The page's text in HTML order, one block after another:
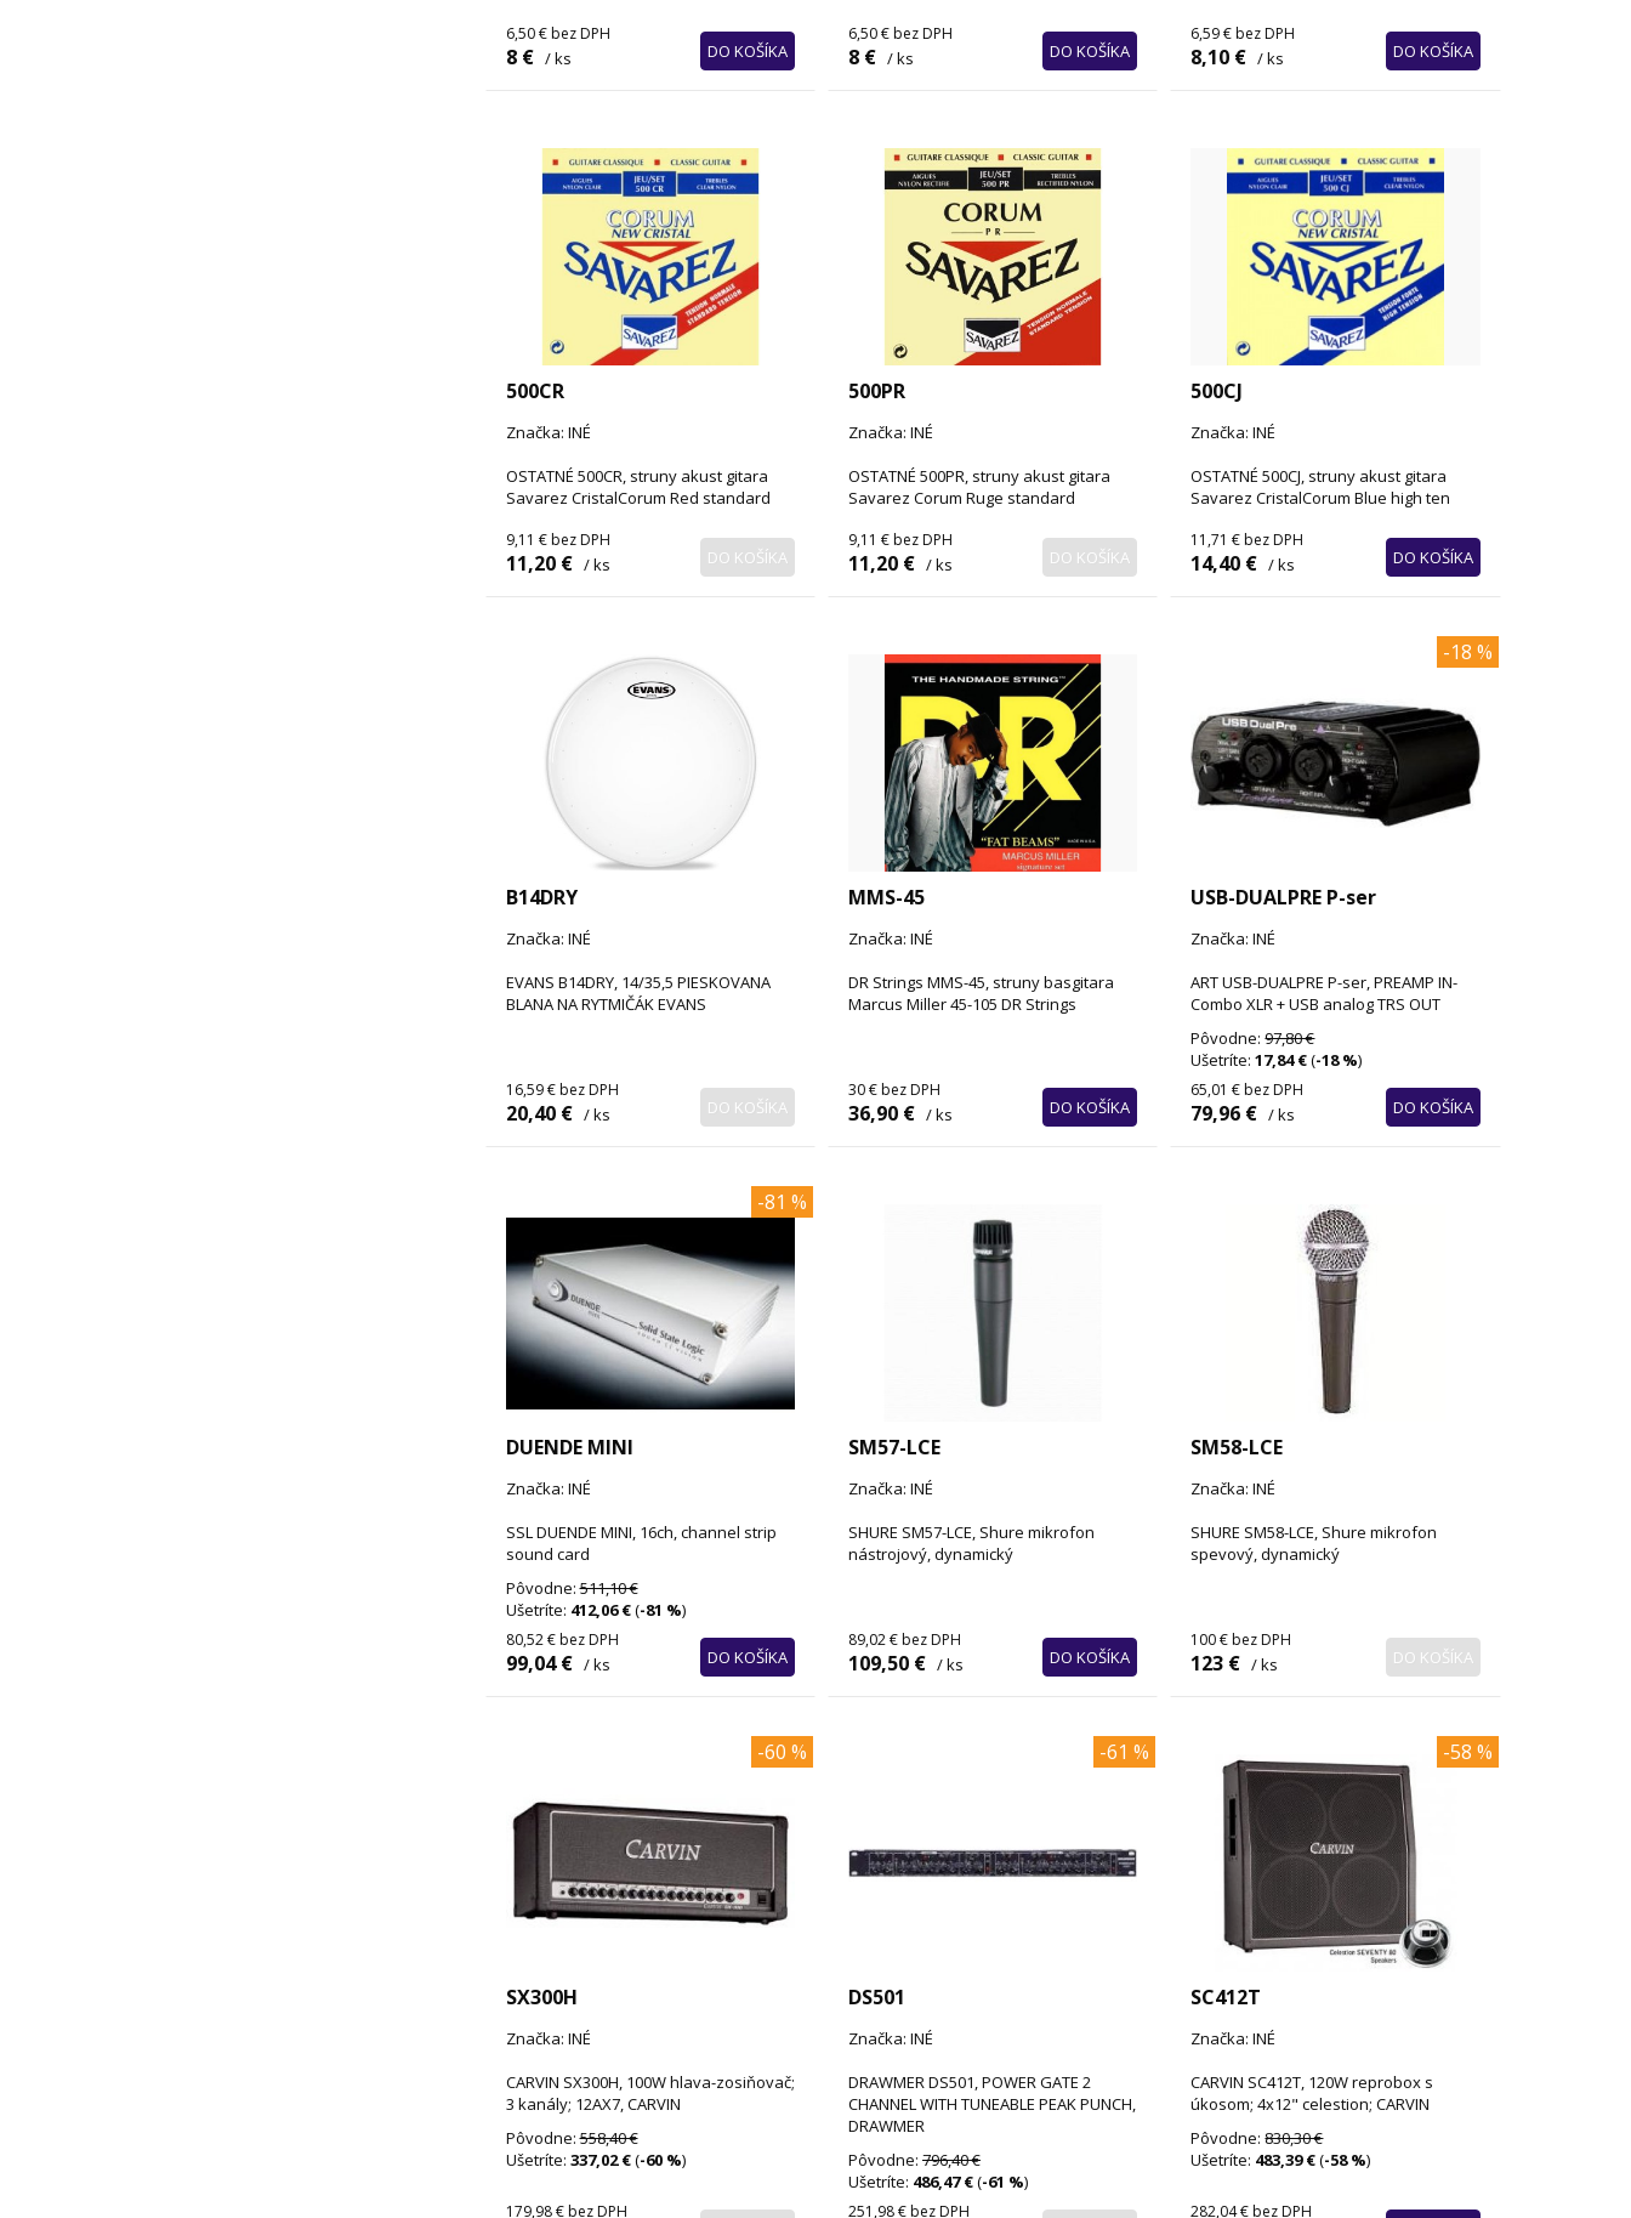
6,50 € bez DPH
8 € / ks DO KOŠÍKA
6,50 € bez DPH
8 € / ks DO KOŠÍKA
6,59 € bez DPH
8,10 € / ks DO KOŠÍKA
500CR
Značka: INÉ
OSTATNÉ 500CR, struny akust gitara
Savarez CristalCorum Red standard
9,11 € bez DPH
11,20 € / ks DO KOŠÍKA
500PR
Značka: INÉ
OSTATNÉ 500PR, struny akust gitara
Savarez Corum Ruge standard
9,11 € bez DPH
11,20 € / ks DO KOŠÍKA
500CJ
Značka: INÉ
OSTATNÉ 500CJ, struny akust gitara
Savarez CristalCorum Blue high ten
11,71 € bez DPH
14,40 € / ks DO KOŠÍKA
B14DRY
Značka: INÉ
EVANS B14DRY, 14/35,5 PIESKOVANA
BLANA NA RYTMIČÁK EVANS
16,59 € bez DPH
20,40 € / ks DO KOŠÍKA
MMS-45
Značka: INÉ
DR Strings MMS-45, struny basgitara
Marcus Miller 45-105 DR Strings
30 € bez DPH
36,90 € / ks DO KOŠÍKA
-18 %
USB-DUALPRE P-ser
Značka: INÉ
ART USB-DUALPRE P-ser, PREAMP IN-
Combo XLR + USB analog TRS OUT
Pôvodne:97,80 €
Ušetríte:17,84 €(-18 %)
65,01 € bez DPH
79,96 € / ks DO KOŠÍKA
-81 %
DUENDE MINI
Značka: INÉ
SSL DUENDE MINI, 16ch, channel strip
sound card
Pôvodne:511,10 €
Ušetríte: 412,06 €(-81 %)
80,52 € bez DPH
99,04 € / ks DO KOŠÍKA
SM57-LCE
Značka: INÉ
SHURE SM57-LCE, Shure mikrofon
nástrojový, dynamický
89,02 € bez DPH
109,50 € / ks DO KOŠÍKA
SM58-LCE
Značka: INÉ
SHURE SM58-LCE, Shure mikrofon
spevový, dynamický
100 € bez DPH
123 € / ks DO KOŠÍKA
-60 %
SX300H
Značka: INÉ
CARVIN SX300H, 100W hlava-zosiňovač;
3 kanály; 12AX7, CARVIN
Pôvodne:558,40 €
Ušetríte: 337,02 €(-60 %)
179,98 € bez DPH
-61 %
DS501
Značka: INÉ
DRAWMER DS501, POWER GATE 2
CHANNEL WITH TUNEABLE PEAK PUNCH,
DRAWMER
Pôvodne: 796,40 €
Ušetríte: 486,47 €(-61 %)
251,98 € bez DPH
-58 %
SC412T
Značka: INÉ
CARVIN SC412T, 120W reprobox s
úkosom; 4x12" celestion; CARVIN
Pôvodne:830,30 €
Ušetríte: 483,39 €(-58 %)
282,04 € bez DPH